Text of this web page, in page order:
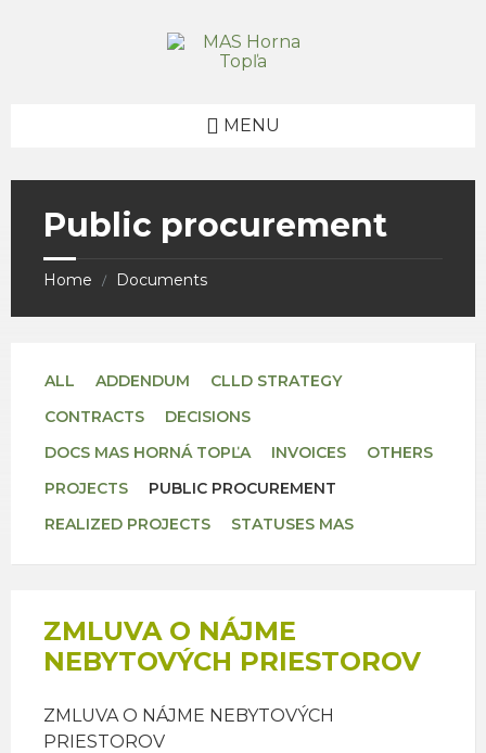
MENU
Public procurement
Home / Documents
ALL ADDENDUM
CLLD STRATEGY
CONTRACTS
DECISIONS
DOCS MAS HORNÁ TOPĽA
INVOICES
OTHERS
PROJECTS
PUBLIC PROCUREMENT
REALIZED PROJECTS
STATUSES MAS
ZMLUVA O NÁJME
NEBYTOVÝCH PRIESTOROV
ZMLUVA O NÁJME NEBYTOVÝCH
PRIESTOROV